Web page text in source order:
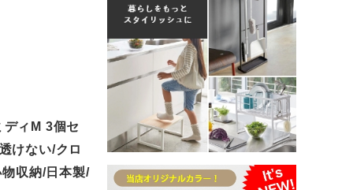
ィM 3個セ
けない/クロ
収納/日本製/